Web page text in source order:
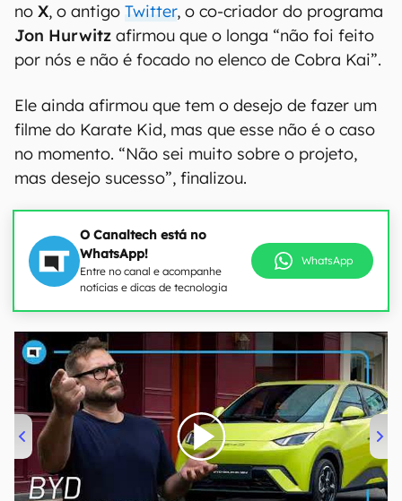
no X, o antigo Twitter, o co-criador do programa
Jon Hurwitz afirmou que o longa “não foi feito
por nós e não é focado no elenco de Cobra Kai”.
Ele ainda afirmou que tem o desejo de fazer um
filme do Karate Kid, mas que esse não é o caso
no momento. “Não sei muito sobre o projeto,
mas desejo sucesso”, finalizou.
O Canaltech está no
WhatsApp!
Entre no canal e acompanhe
notícias e dicas de tecnologia
WhatsApp